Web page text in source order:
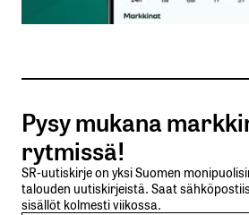
Sähköpostiosoitteesi
Tilaa SalkunRakentajan
Lähetä kommentti
Pysy mukana
rytmissä!
SR-uutiskirje on yksi Suomen
talouden uutiskirjeistä. Saat
sisällöt kolmesti viikossa.